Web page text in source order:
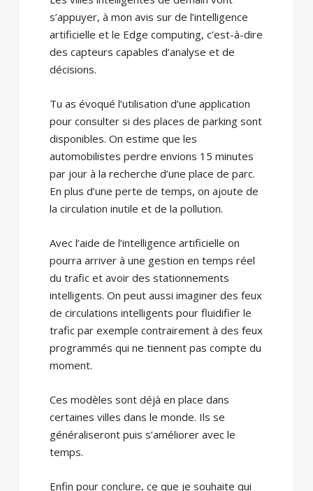
s’appuyer, à mon avis sur de l’intelligence
artificielle et le Edge computing, c’est-à-dire
des capteurs capables d’analyse et de
décisions.
Tu as évoqué l’utilisation d’une application
pour consulter si des places de parking sont
disponibles. On estime que les
automobilistes perdre envions 15 minutes
par jour à la recherche d’une place de parc.
En plus d’une perte de temps, on ajoute de
la circulation inutile et de la pollution.
Avec l’aide de l’intelligence artificielle on
pourra arriver à une gestion en temps réel
du trafic et avoir des stationnements
intelligents. On peut aussi imaginer des feux
de circulations intelligents pour fluidifier le
trafic par exemple contrairement à des feux
programmés qui ne tiennent pas compte du
moment.
Ces modèles sont déjà en place dans
certaines villes dans le monde. Ils se
généraliseront puis s’améliorer avec le
temps.
Enfin pour conclure, ce que je souhaite qui